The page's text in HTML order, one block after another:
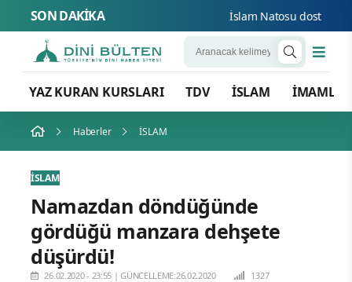
SON DAKİKA İslam Natosu dosta güven
YAZ KURAN KURSLARI TDV İSLAM İMAMLAR
Haberler İSLAM
İSLAM
Namazdan döndüğünde
gördüğü manzara dehşete
düşürdü!
26.02.2020 - 23:55 |GÜNCELLEME:26.02.2020
1327